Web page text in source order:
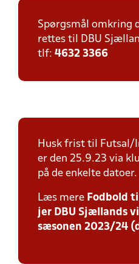
Spørgsmål omkring
rettes til DBU
tlf: 4632 3366
Husk frist til Futsal/
er den 25.9.23 via
på de enkelte datoer.
Læs mere Fodbold
jer DBU Sjællands
sæsonen 2023/24